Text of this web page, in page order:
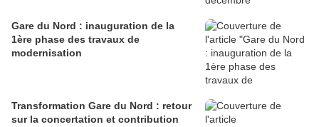
Gare du Nord : inauguration de la
1ère phase des travaux de
modernisation
Transformation Gare du Nord : retour
sur la concertation et contribution